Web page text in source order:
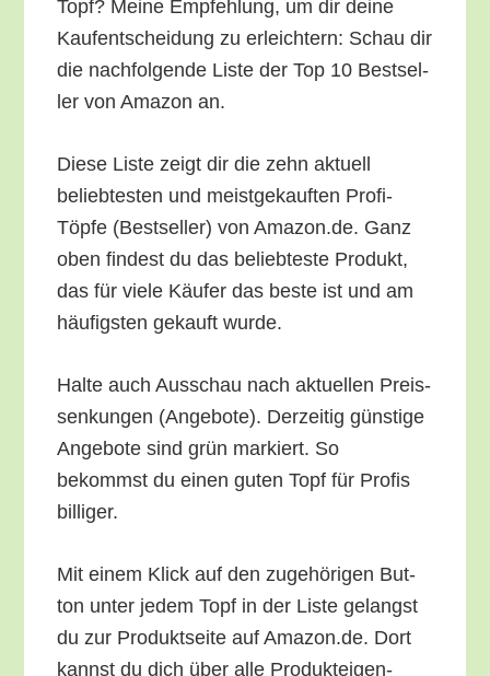
Topf? Mei­ne Emp­feh­lung, um dir dei­ne
Kauf­ent­schei­dung zu erleich­tern: Schau dir
die nach­fol­gen­de Lis­te der Top 10 Best­sel­
ler von Ama­zon an.
Die­se Lis­te zeigt dir die zehn aktu­ell
belieb­tes­ten und meist­ge­kauf­ten Pro­fi-
Töp­fe (Best­sel­ler) von Amazon.de. Ganz
oben fin­dest du das belieb­tes­te Pro­dukt,
das für vie­le Käu­fer das bes­te ist und am
häu­figs­ten gekauft wurde.
Hal­te auch Aus­schau nach aktu­el­len Preis­
sen­kun­gen (Ange­bo­te). Der­zei­tig güns­ti­ge
Ange­bo­te sind grün mar­kiert. So
bekommst du einen guten Topf für Pro­fis
billiger.
Mit einem Klick auf den zuge­hö­ri­gen But­
ton unter jedem Topf in der Lis­te gelangst
du zur Pro­dukt­sei­te auf Amazon.de. Dort
kannst du dich über alle Pro­duk­tei­gen­